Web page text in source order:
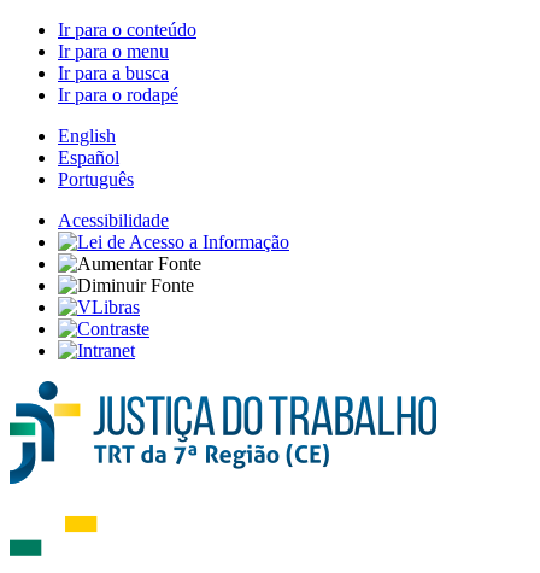
Ir para o conteúdo
Ir para o menu
Ir para a busca
Ir para o rodapé
English
Español
Português
Acessibilidade